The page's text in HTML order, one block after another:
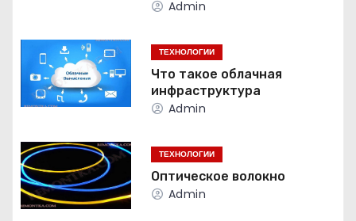
п
о
а
п
Admin
ТЕХНОЛОГИИ
Что такое облачная
инфраструктура
Admin
ТЕХНОЛОГИИ
Оптическое волокно
Admin